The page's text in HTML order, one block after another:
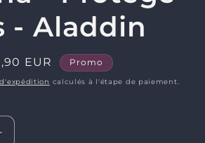
- Aladdin
EUR Promo
calculés à l'étape de paiement.